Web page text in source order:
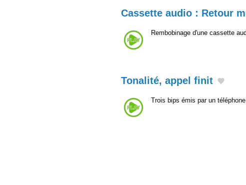
Cassette audio : Retour
Rembobinage d'une cassette
Tonalité, appel finit
Trois bips émis par un